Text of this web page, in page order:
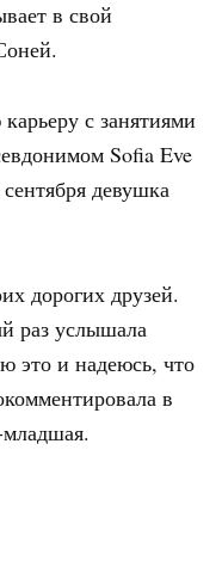
в свой
с занятиями
Sofia Eve
девушка
дорогих друзей.
раз услышала
это и надеюсь, что
в